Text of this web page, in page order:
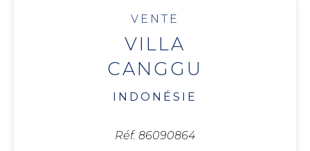
VENTE
VILLA
CANGGU
INDONÉSIE
Réf. 86090864